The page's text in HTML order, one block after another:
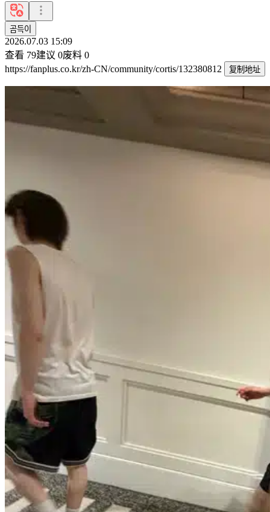
곰득이
2026.07.03 15:09
查看 79建议 0废料 0
https://fanplus.co.kr/zh-CN/community/cortis/132380812
复制地址